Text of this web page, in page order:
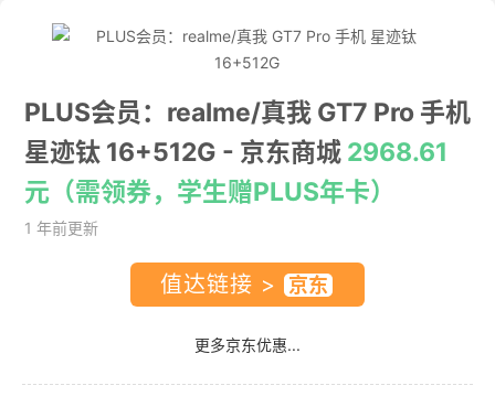
PLUS会员：realme/真我 GT7 Pro 手机
星迹钛 16+512G - 京东商城 2968.61
元（需领券，学生赠PLUS年卡）
1 年前更新
值达链接 >
更多京东优惠...